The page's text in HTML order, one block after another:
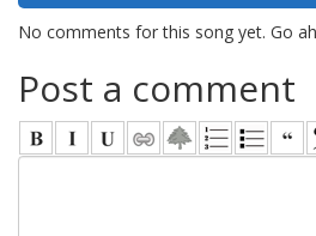
No comments for this song yet. Go
Post a comment